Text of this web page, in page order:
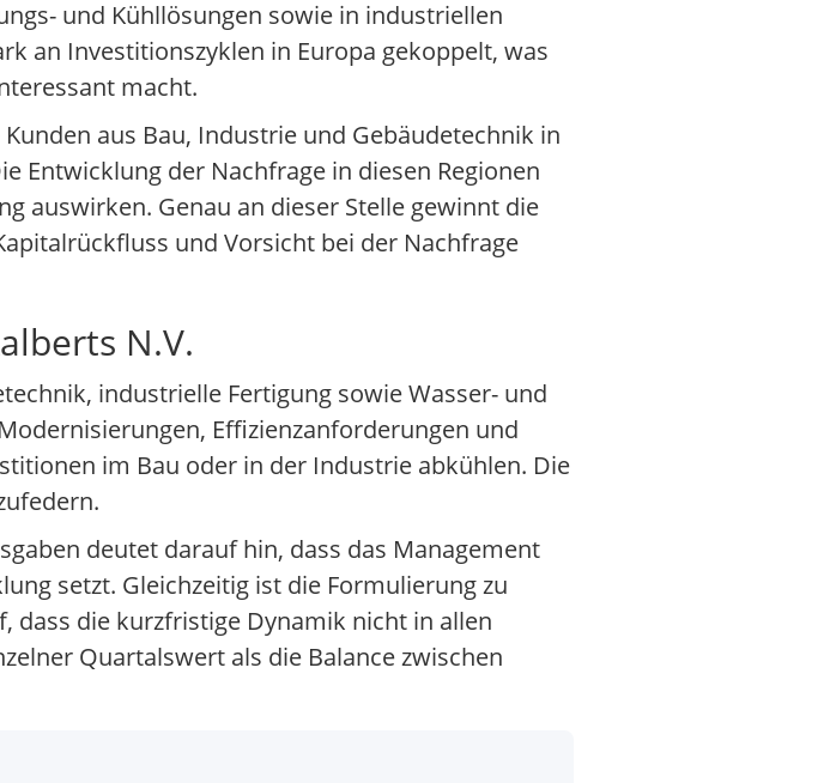
und Kühllösungen sowie in industriellen
an Investitionszyklen in Europa gekoppelt, was
macht.
aus Bau, Industrie und Gebäudetechnik in
Entwicklung der Nachfrage in diesen Regionen
auswirken. Genau an dieser Stelle gewinnt die
und Vorsicht bei der Nachfrage
N.V.
industrielle Fertigung sowie Wasser- und
Effizienzanforderungen und
im Bau oder in der Industrie abkühlen. Die
deutet darauf hin, dass das Management
setzt. Gleichzeitig ist die Formulierung zu
dass die kurzfristige Dynamik nicht in allen
Quartalswert als die Balance zwischen